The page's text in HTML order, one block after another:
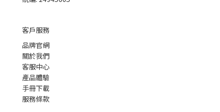
客戶服務
品牌官網
關於我們
客服中心
產品體驗
手冊下載
服務條款